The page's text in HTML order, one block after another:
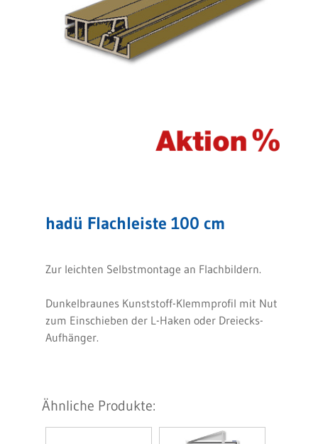
hadü Flachleiste 100 cm
Zur leichten Selbstmontage an Flachbildern.
Dunkelbraunes Kunststoff-Klemmprofil mit Nut
zum Einschieben der L-Haken oder Dreiecks-
Aufhänger.
Ähnliche Produkte: